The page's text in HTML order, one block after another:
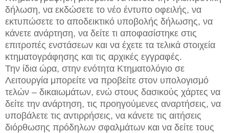
δήλωση, να εκδώσετε το νέο έντυπο οφειλής, να
εκτυπώσετε το αποδεικτικό υποβολής δήλωσης, να
κάνετε ανάρτηση, να δείτε τι αποφασίστηκε στις
επιτροπές ενστάσεων και να έχετε τα τελικά στοιχεία
κτηματογράφησης και τις αρχικές εγγραφές.
Την ίδια ώρα, στην ενότητα Κτηματολόγιο σε
Λειτουργία μπορείτε να προβείτε στον υπολογισμό
τελών – δικαιωμάτων, ενώ στους δασικούς χάρτες να
δείτε την ανάρτηση, τις προηγούμενες αναρτήσεις, να
υποβάλετε τις αντιρρήσεις, να κάνετε τις αιτήσεις
διόρθωσης πρόδηλων σφαλμάτων και να δείτε τους